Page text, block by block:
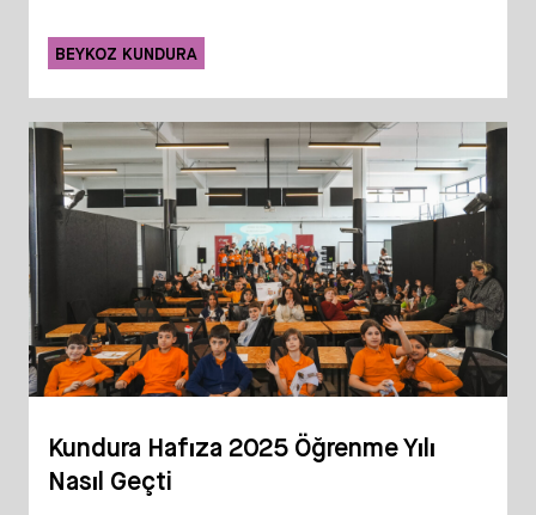
BEYKOZ KUNDURA
Kundura Hafıza 2025 Öğrenme Yılı
Nasıl Geçti